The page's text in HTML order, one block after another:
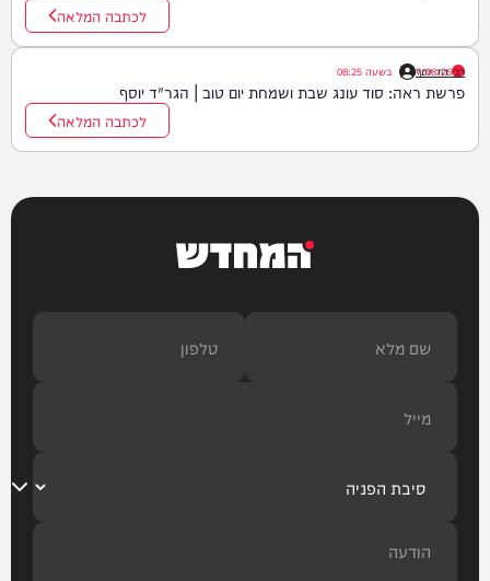
לכתבה המלאה
רבי דוד יוסף
07/08/26
| בשעה 08:25
פרשת ראה: סוד עונג שבת ושמחת יום טוב | הגר"ד יוסף
לכתבה המלאה
המחדש